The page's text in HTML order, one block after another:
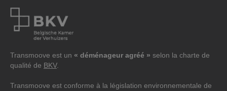
Transmoove est un « déménageur agréé » selon la charte de
qualité de BKV.
Transmoove est conforme à la législation environnementale de